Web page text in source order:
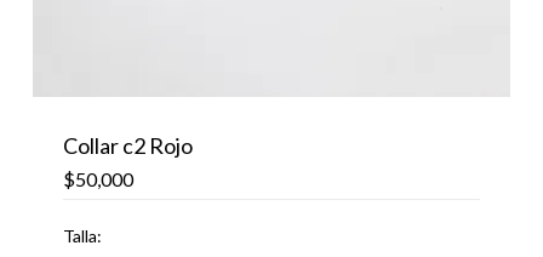
Collar c2 Rojo
$50,000
Talla: